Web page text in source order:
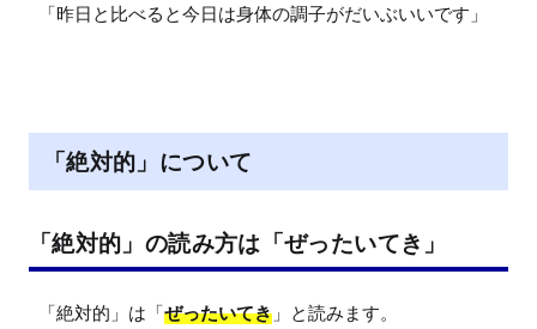
「昨日と比べると今日は身体の調子がだいぶいいです」
「絶対的」について
「絶対的」の読み方は「ぜったいてき」
「絶対的」は「ぜったいてき 」と読みます。